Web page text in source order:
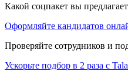
Какой соцпакет вы
Оформляйте кандидатов
Проверяйте сотрудников и
Ускорьте подбор в 2 раза с